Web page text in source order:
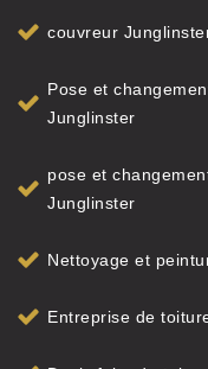
couvreur
Pose et
Junglinster
pose et
Junglinster
Nettoyage et
Entreprise de